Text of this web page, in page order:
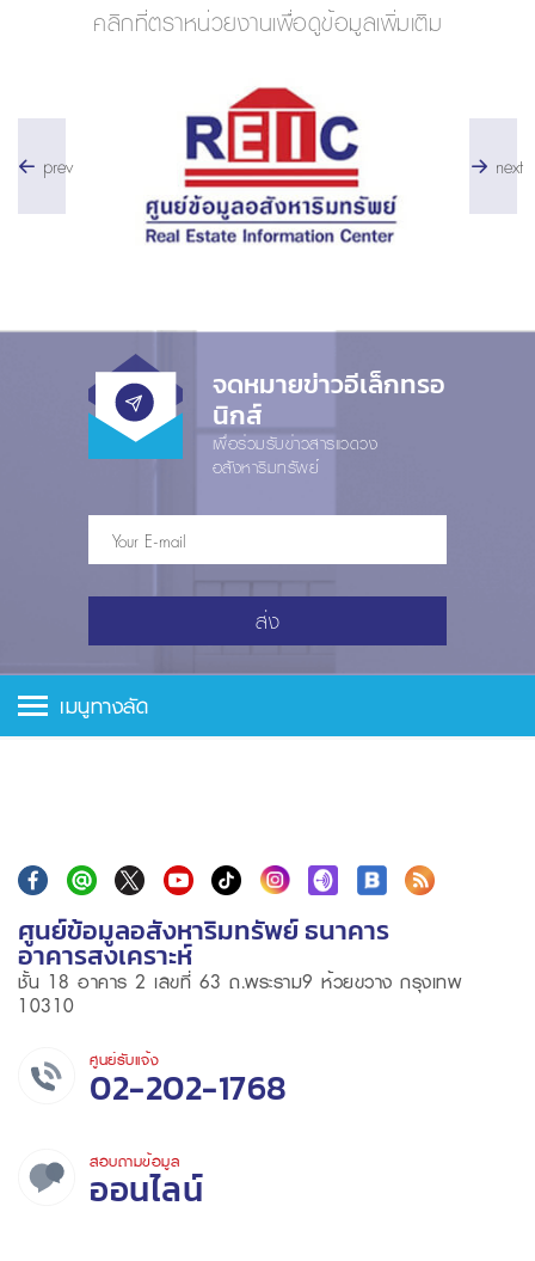
คลิกที่ตราหน่วยงานเพื่อดูข้อมูลเพิ่มเติม
prev next
จดหมายข่าวอีเล็กทรอ
นิกส์
เพื่อร่วมรับข่าวสารแวดวง
อสังหาริมทรัพย์
ส่ง
เมนูทางลัด
ศูนย์ข้อมูลอสังหาริมทรัพย์ ธนาคาร
อาคารสงเคราะห์
ชั้น 18 อาคาร 2 เลขที่ 63 ถ.พระราม9 ห้วยขวาง กรุงเทพ
10310
ศูนย์รับแจ้ง
02-202-1768
สอบถามข้อมูล
ออนไลน์